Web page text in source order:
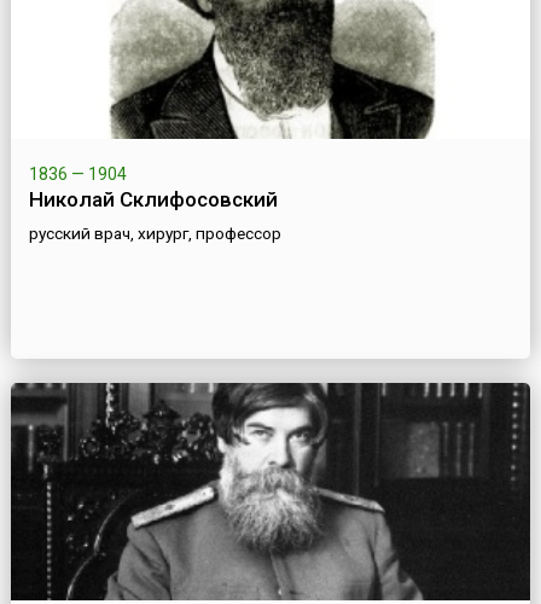
1836 — 1904
Николай Склифосовский
русский врач, хирург, профессор